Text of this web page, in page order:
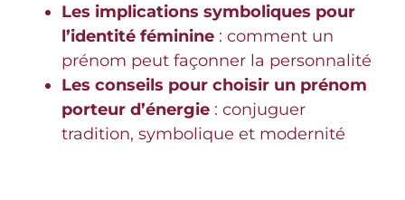
Les implications symboliques pour
l’identité féminine : comment un
prénom peut façonner la personnalité
Les conseils pour choisir un prénom
porteur d’énergie : conjuguer
tradition, symbolique et modernité